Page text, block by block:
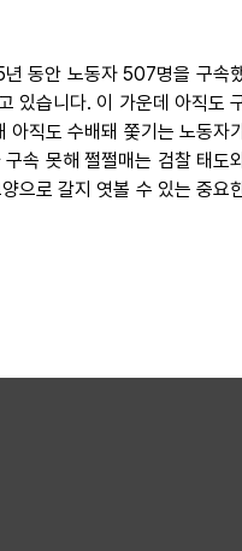
동안 노동자 507명을 구속
있습니다. 이 가운데 아직도
직도 수배돼 쫓기는 노동자
속 못해 쩔쩔매는 검찰 태도
으로 갈지 엿볼 수 있는 중요